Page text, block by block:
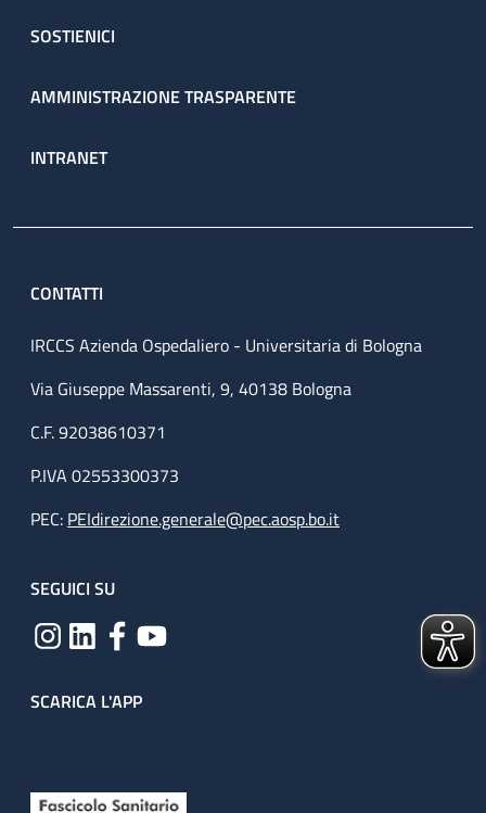
SOSTIENICI
AMMINISTRAZIONE TRASPARENTE
INTRANET
CONTATTI
IRCCS Azienda Ospedaliero - Universitaria di Bologna
Via Giuseppe Massarenti, 9, 40138 Bologna
C.F. 92038610371
P.IVA 02553300373
PEC: PEIdirezione.generale@pec.aosp.bo.it
SEGUICI SU
SCARICA L'APP